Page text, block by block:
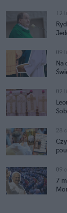
12
09
Na
02
28
09
7